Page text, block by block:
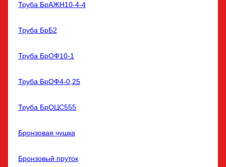
Труба БрАЖН10-4-4
Труба БрБ2
Труба БрОФ10-1
Труба БрОФ4-0,25
Труба БрОЦС555
Бронзовая чушка
Бронзовый пруток